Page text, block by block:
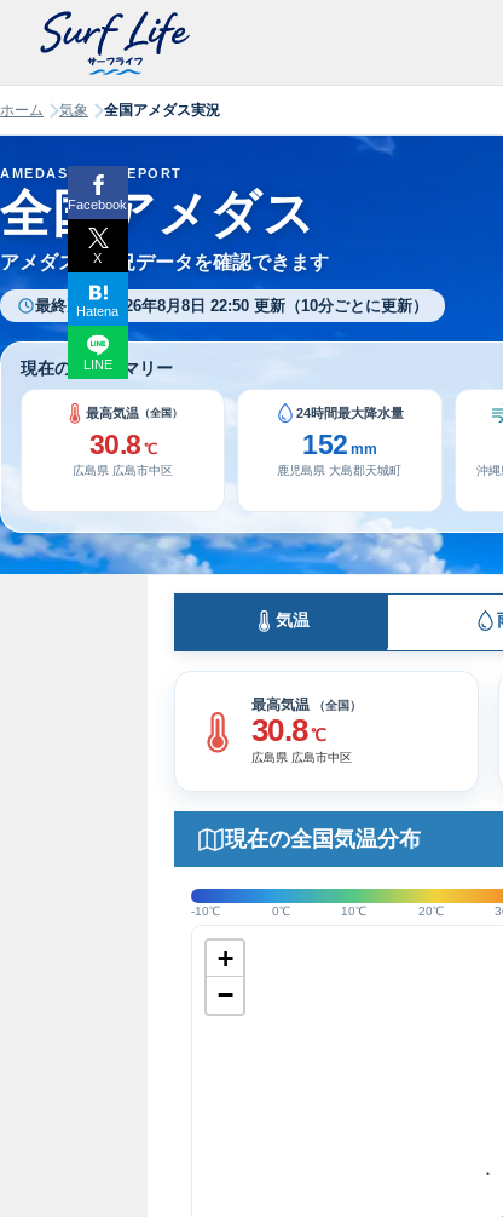
ホーム 気象 全国アメダス実況
AMEDAS LIVE REPORT
全国アメダス
アメダスの実況データを確認できます
最終更新: 2026年8月8日 22:50 更新（10分ごとに更新）
現在の全国サマリー
最高気温（全国）
30.8 ℃
広島県 広島市中区
24時間最大降水量
152 mm
鹿児島県 大島郡天城町
沖縄
気温
最高気温 （全国）
30.8℃
広島県 広島市中区
現在の全国気温分布
-10℃ 0℃ 10℃ 20℃
+
−
Facebook
X
Hatena
LINE